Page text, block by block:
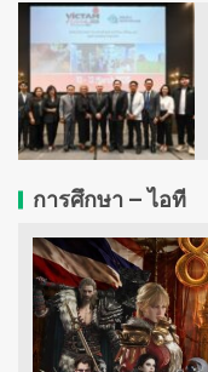
การศึกษา – ไอที